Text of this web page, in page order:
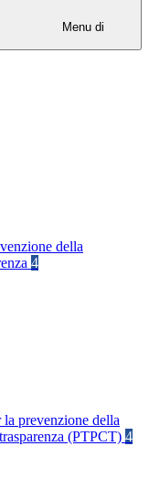
Menu di
della
4
prevenzione della
(PTPCT) 4